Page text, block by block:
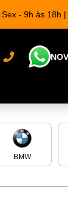
Sex - 9h às 18h
BMW